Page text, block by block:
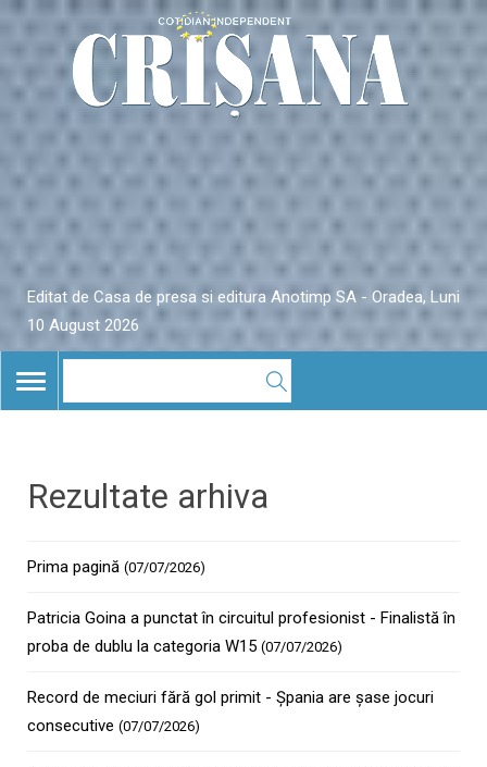
Editat de Casa de presa si editura Anotimp SA - Oradea, Luni
10 August 2026
TOGGLE
NAVIGATION
Rezultate arhiva
Prima pagină (07/07/2026)
Patricia Goina a punctat în circuitul profesionist - Finalistă în
proba de dublu la categoria W15 (07/07/2026)
Record de meciuri fără gol primit - Şpania are şase jocuri
consecutive (07/07/2026)